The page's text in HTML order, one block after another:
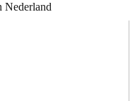
Nederland